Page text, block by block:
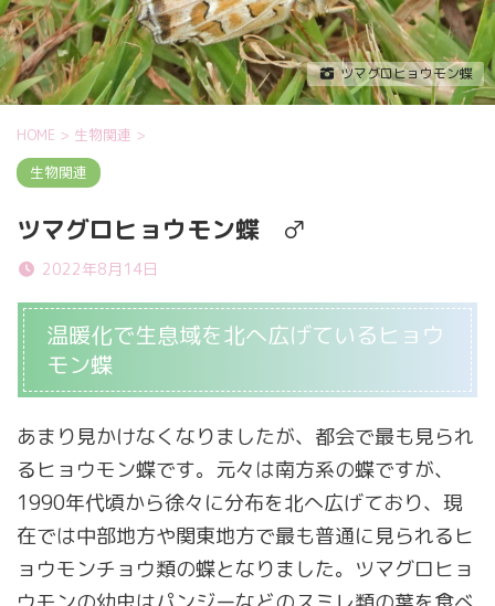
ツマグロヒョウモン蝶
HOME > 生物関連 >
生物関連
ツマグロヒョウモン蝶 ♂
2022年8月14日
温暖化で生息域を北へ広げているヒョウ
モン蝶
あまり見かけなくなりましたが、都会で最も見られ
るヒョウモン蝶です。元々は南方系の蝶ですが、
1990年代頃から徐々に分布を北へ広げており、現
在では中部地方や関東地方で最も普通に見られるヒ
ョウモンチョウ類の蝶となりました。ツマグロヒョ